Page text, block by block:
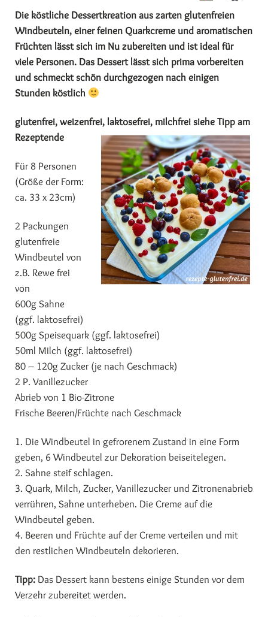
Die köstliche Dessertkreation aus zarten glutenfreien
Windbeuteln, einer feinen Quarkcreme und aromatischen
Früchten lässt sich im Nu zubereiten und ist ideal für
viele Personen. Das Dessert lässt sich prima vorbereiten
und schmeckt schön durchgezogen nach einigen
Stunden köstlich
glutenfrei, weizenfrei, laktosefrei, milchfrei siehe Tipp am
Rezeptende
Für 8 Personen
(Größe der Form:
ca. 33 x 23cm)
2 Packungen
glutenfreie
Windbeutel von
z.B. Rewe frei
von
600g Sahne
(ggf. laktosefrei)
500g Speisequark (ggf. laktosefrei)
50ml Milch (ggf. laktosefrei)
80 – 120g Zucker (je nach Geschmack)
2 P. Vanillezucker
Abrieb von 1 Bio-Zitrone
Frische Beeren/Früchte nach Geschmack
1. Die Windbeutel in gefrorenem Zustand in eine Form
geben, 6 Windbeutel zur Dekoration beiseitelegen.
2. Sahne steif schlagen.
3. Quark, Milch, Zucker, Vanillezucker und Zitronenabrieb
verrühren, Sahne unterheben. Die Creme auf die
Windbeutel geben.
4. Beeren und Früchte auf der Creme verteilen und mit
den restlichen Windbeuteln dekorieren.
Tipp: Das Dessert kann bestens einige Stunden vor dem
Verzehr zubereitet werden.